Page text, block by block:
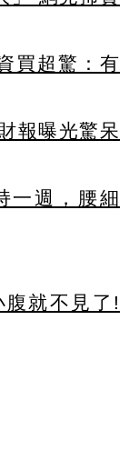
買超驚：有
報曝光驚呆
一週，腰細
就不見了!